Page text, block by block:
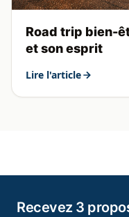
Road trip bien-
et son esprit
Lire l'article
Recevez 3